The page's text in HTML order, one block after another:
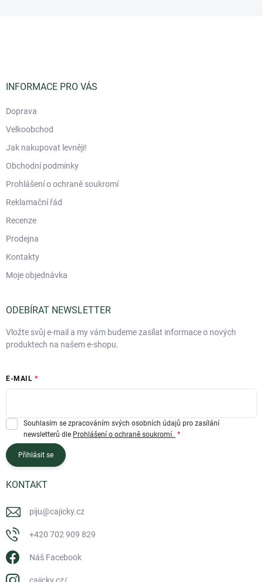
INFORMACE PRO VÁS
Doprava
Velkoobchod
Jak nakupovat levněji!
Obchodní podmínky
Prohlášení o ochraně soukromí
Reklamační řád
Recenze
Prodejna
Kontakty
Moje objednávka
ODEBÍRAT NEWSLETTER
Vložte svůj e-mail a my vám budeme zasílat informace o nových
produktech na našem e-shopu.
E-MAIL
Souhlasím se zpracováním svých osobních údajů pro zasílání
newsletterů dle Prohlášení o ochraně soukromí.
Přihlásit se
KONTAKT
piju@cajicky.cz
+420 702 909 829
Náš Facebook